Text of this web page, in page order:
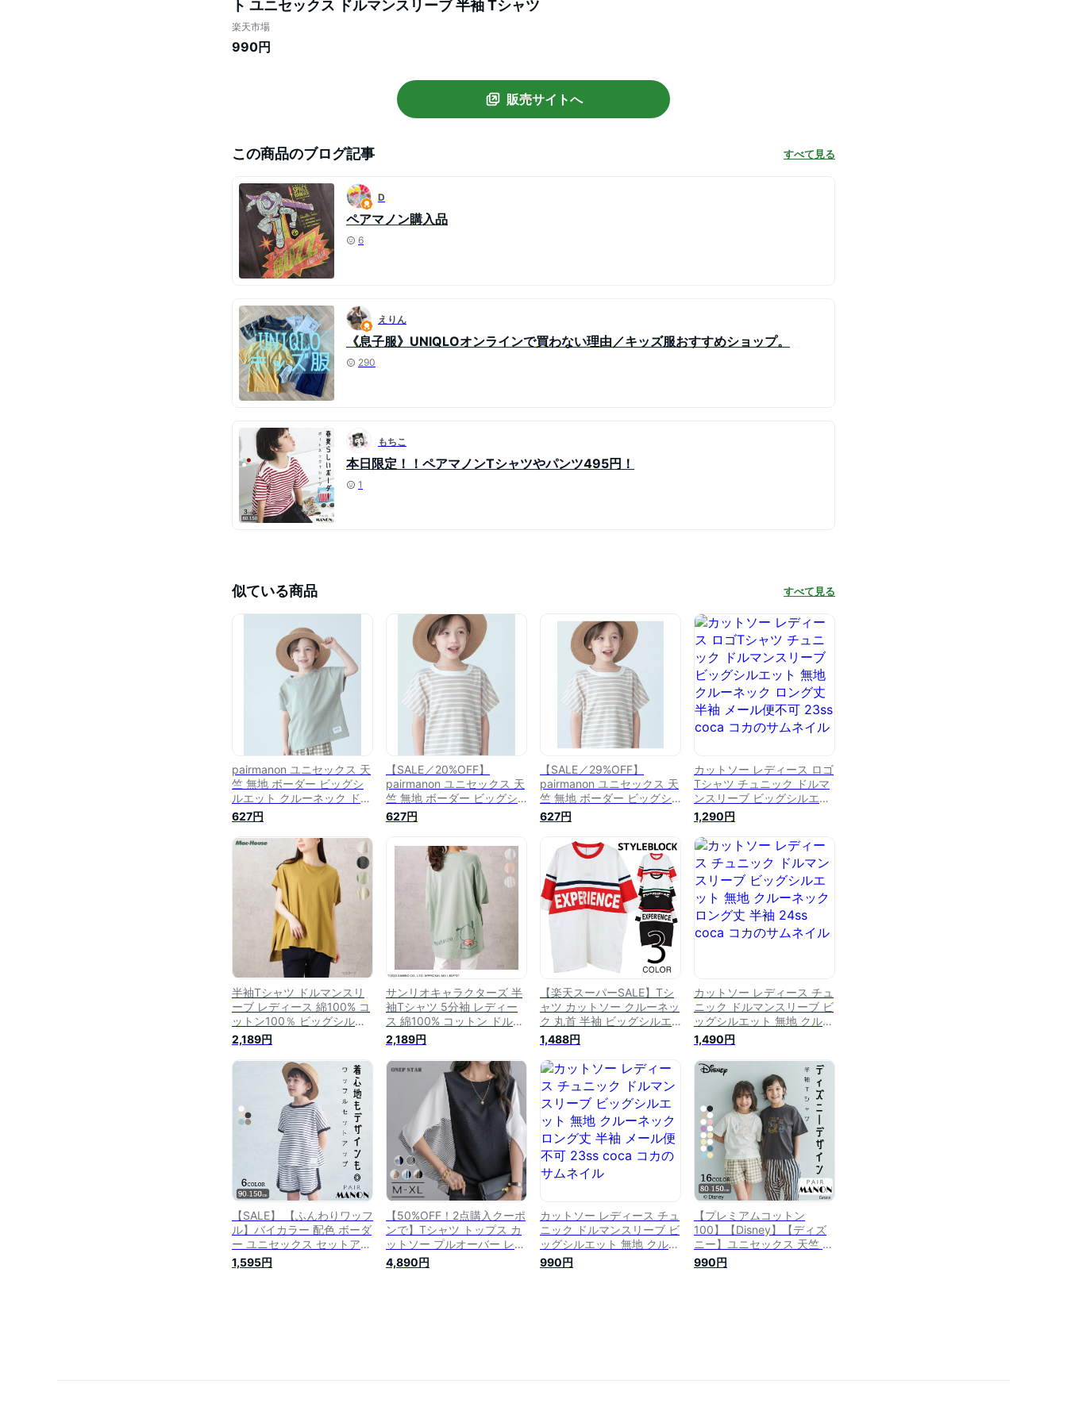
ト ユニセックス ドルマンスリーブ 半袖 Tシャツ
楽天市場
990円
販売サイトへ
この商品のブログ記事 すべて見る
D
ペアマノン購入品
6
えりん
《息子服》UNIQLOオンラインで買わない理由／キッズ服おすすめショップ。
290
もちこ
本日限定！！ペアマノンTシャツやパンツ495円！
1
似ている商品 すべて見る
pairmanon ユニセックス 天
竺 無地 ボーダー ビッグシ
ルエット クルーネック ドル
マンスリーブ 半袖 Tシャツ
ペアマノン トップス カット
ソー・Tシャツ グリーン ブ
ラウン イエロー ピンク
627円
【SALE／20%OFF】
pairmanon ユニセックス 天
竺 無地 ボーダー ビッグシ
ルエット クルーネック ドル
マンスリーブ 半袖 Tシャツ
ソー・Tシャツ ベージュ ブ
ラック ブルー グレー ホワ
イト カーキ パープル
627円
【SALE／29%OFF】
pairmanon ユニセックス 天
竺 無地 ボーダー ビッグシ
ルエット クルーネック ドル
マンスリーブ 半袖 Tシャツ
ペアマノン トップス カット
ソー・Tシャツ ベージュ ブ
ラック ブルー グレー ホワ
イト カーキ パープル
【RBA_E】
627円
カットソー レディース ロゴ
Tシャツ チュニック ドルマ
ンスリーブ ビッグシルエッ
ト 無地 クルーネック ロン
グ丈 半袖 メール便不可
23ss coca コカ
1,290円
半袖Tシャツ ドルマンスリ
ーブ レディース 綿100% コ
ットン100％ ビッグシルエ
ット ゆったり トップス サ
イドスリット 無地 クルーネ
ック カットソー [選べる福
2,189円
サンリオキャラクターズ 半
袖Tシャツ 5分袖 レディー
ス 綿100% コットン ドルマ
ンスリーブ トップス ワンポ
イント 刺繍 プリント キャ
ラクター ビッグシルエット
ゆったり クルーネック カッ
2,189円
【楽天スーパーSALE】Tシ
ャツ カットソー クルーネッ
ク 丸首 半袖 ビッグシルエ
ット USA ロゴ 切替プリン
ト バイカラー トップス メ
ンズ ホワイト ブラック
1,488円
カットソー レディース チュ
ニック ドルマンスリーブ ビ
ッグシルエット 無地 クルー
ネック ロング丈 半袖 24ss
coca コカ
1,490円
【SALE】 【ふんわりワッフ
ル】バイカラー 配色 ボーダ
ー ユニセックス セットアッ
プ 半袖 ドルマンスリーブ T
シャツ ショートパンツ サー
1,595円
【50%OFF！2点購入クーポ
ンで】Tシャツ トップス カ
ットソー プルオーバー レデ
ィース 春夏 無地 ドルマン
スリーブ ボーダー 五分袖
4,890円
カットソー レディース チュ
ニック ドルマンスリーブ ビ
ッグシルエット 無地 クルー
ネック ロング丈 半袖 メー
ル便不可 23ss coca コカ
990円
【プレミアムコットン
100】【Disney】【ディズ
ニー】ユニセックス 天竺 ボ
ックスシルエット クルーネ
ック 半袖 プリント Tシャツ
990円